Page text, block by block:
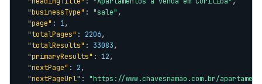
"businessType" : "sale" ,
"page" : 1,
"totalPages" : 2206,
"totalResults" : 33083,
"primaryResults" : 12,
"nextPage" : 2,
"nextPageUrl" : "https://www.chavesnamao.com.br/